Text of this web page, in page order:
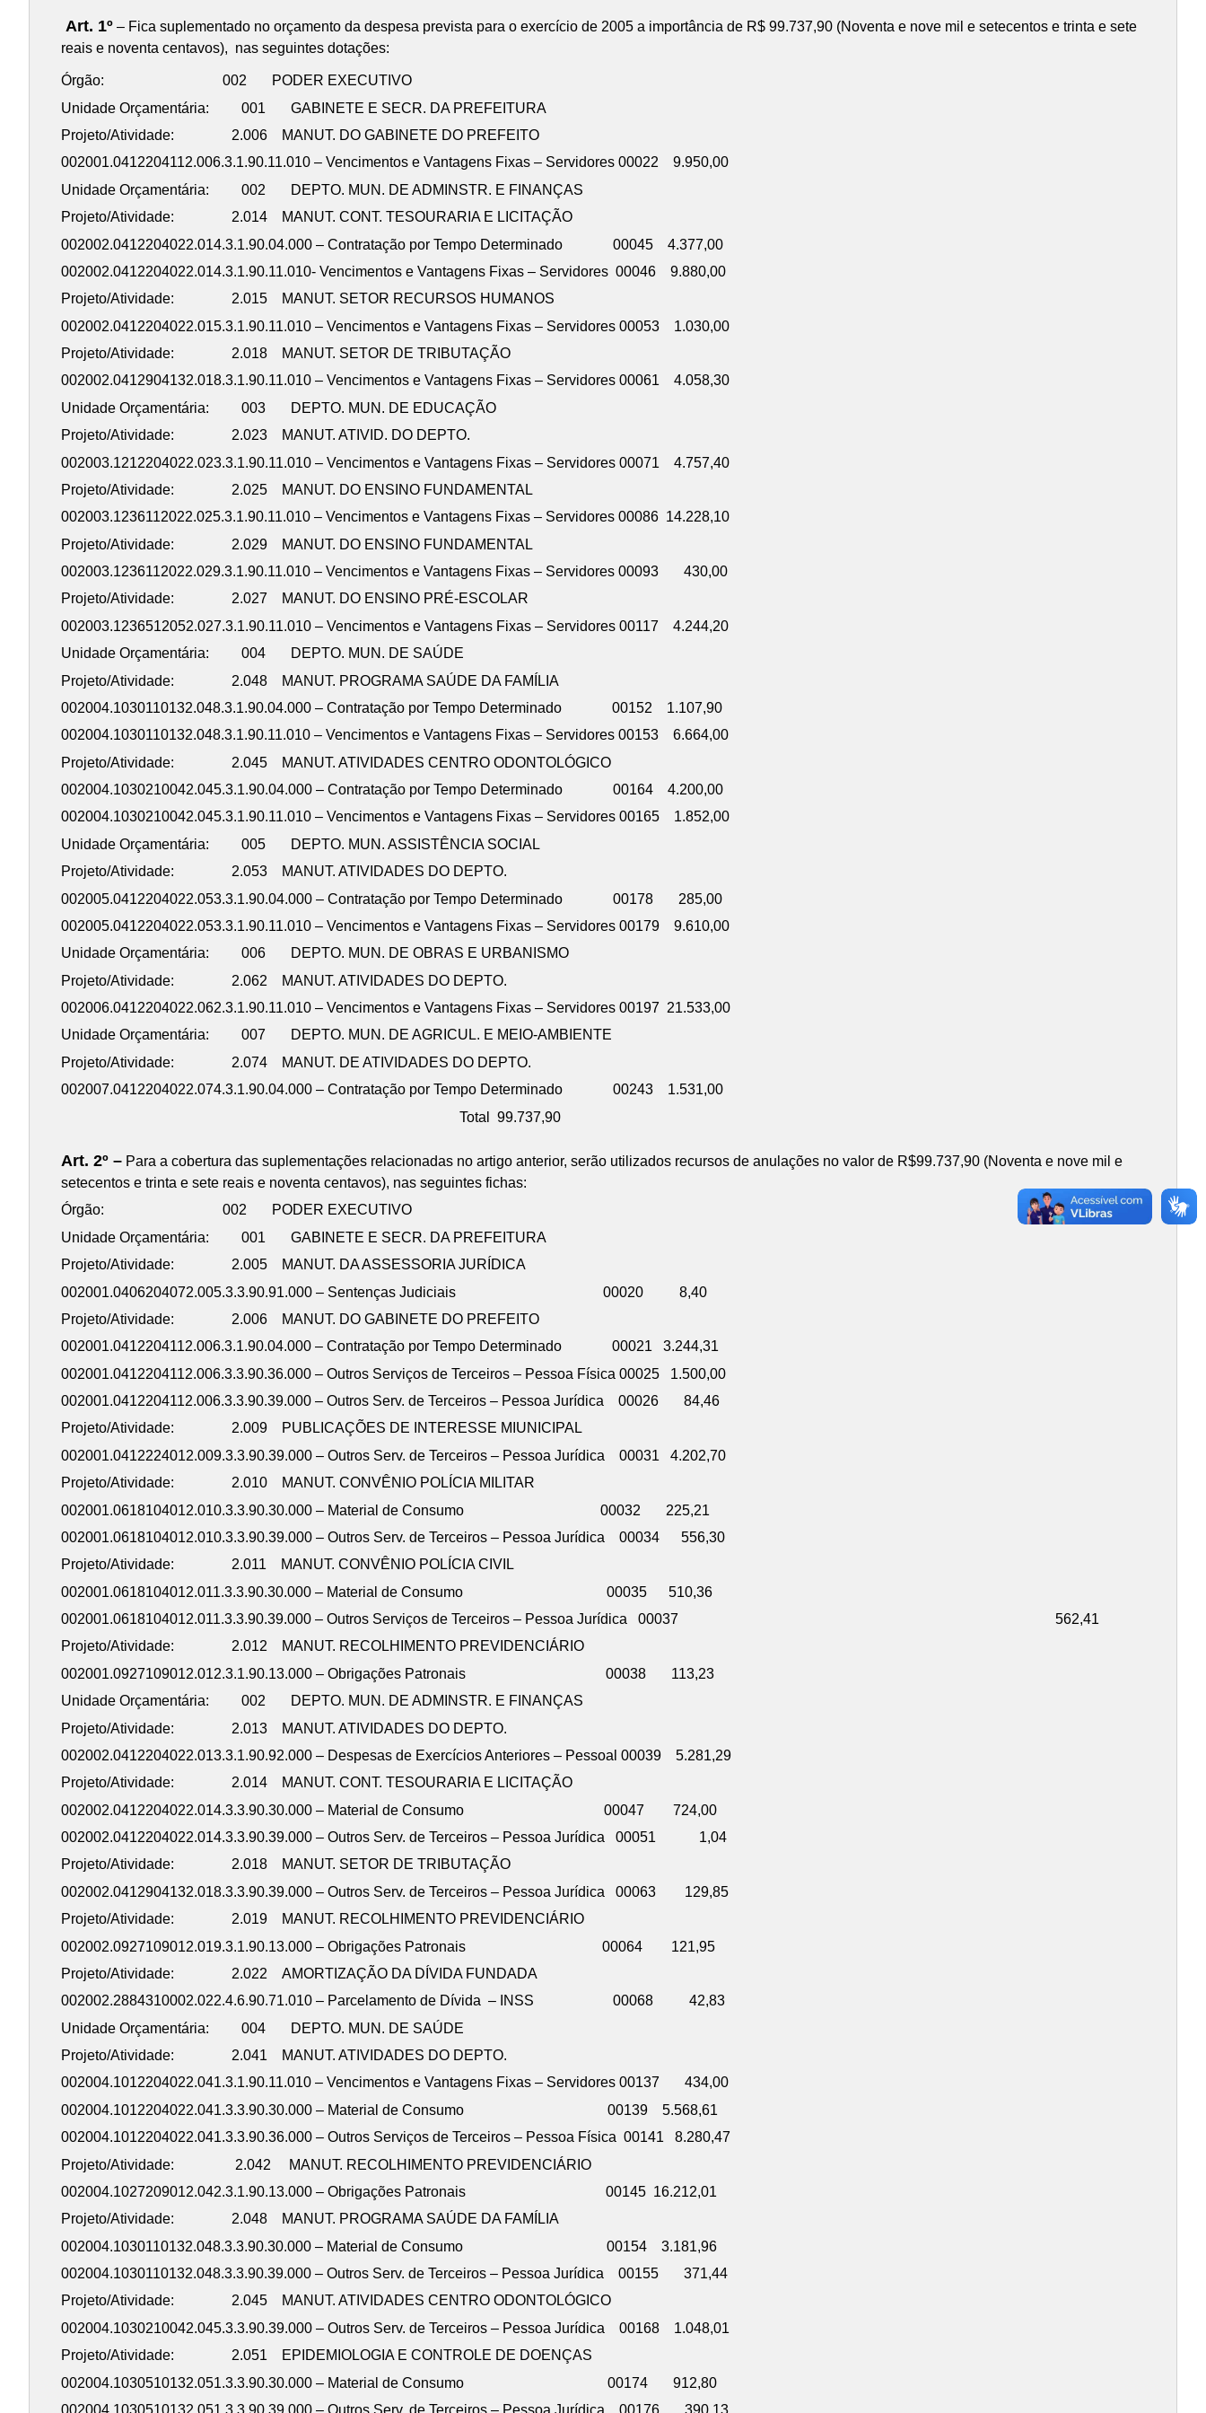
Art. 1º – Fica suplementado no orçamento da despesa prevista para o exercício de 2005 a importância de R$ 99.737,90 (Noventa e nove mil e setecentos e trinta e sete
reais e noventa centavos), nas seguintes dotações:
Órgão: 002 PODER EXECUTIVO
Unidade Orçamentária: 001 GABINETE E SECR. DA PREFEITURA
Projeto/Atividade: 2.006 MANUT. DO GABINETE DO PREFEITO
002001.0412204112.006.3.1.90.11.010 – Vencimentos e Vantagens Fixas – Servidores 00022 9.950,00
Unidade Orçamentária: 002 DEPTO. MUN. DE ADMINSTR. E FINANÇAS
Projeto/Atividade: 2.014 MANUT. CONT. TESOURARIA E LICITAÇÃO
002002.0412204022.014.3.1.90.04.000 – Contratação por Tempo Determinado 00045 4.377,00
002002.0412204022.014.3.1.90.11.010- Vencimentos e Vantagens Fixas – Servidores 00046 9.880,00
Projeto/Atividade: 2.015 MANUT. SETOR RECURSOS HUMANOS
002002.0412204022.015.3.1.90.11.010 – Vencimentos e Vantagens Fixas – Servidores 00053 1.030,00
Projeto/Atividade: 2.018 MANUT. SETOR DE TRIBUTAÇÃO
002002.0412904132.018.3.1.90.11.010 – Vencimentos e Vantagens Fixas – Servidores 00061 4.058,30
Unidade Orçamentária: 003 DEPTO. MUN. DE EDUCAÇÃO
Projeto/Atividade: 2.023 MANUT. ATIVID. DO DEPTO.
002003.1212204022.023.3.1.90.11.010 – Vencimentos e Vantagens Fixas – Servidores 00071 4.757,40
Projeto/Atividade: 2.025 MANUT. DO ENSINO FUNDAMENTAL
002003.1236112022.025.3.1.90.11.010 – Vencimentos e Vantagens Fixas – Servidores 00086 14.228,10
Projeto/Atividade: 2.029 MANUT. DO ENSINO FUNDAMENTAL
002003.1236112022.029.3.1.90.11.010 – Vencimentos e Vantagens Fixas – Servidores 00093 430,00
Projeto/Atividade: 2.027 MANUT. DO ENSINO PRÉ-ESCOLAR
002003.1236512052.027.3.1.90.11.010 – Vencimentos e Vantagens Fixas – Servidores 00117 4.244,20
Unidade Orçamentária: 004 DEPTO. MUN. DE SAÚDE
Projeto/Atividade: 2.048 MANUT. PROGRAMA SAÚDE DA FAMÍLIA
002004.1030110132.048.3.1.90.04.000 – Contratação por Tempo Determinado 00152 1.107,90
002004.1030110132.048.3.1.90.11.010 – Vencimentos e Vantagens Fixas – Servidores 00153 6.664,00
Projeto/Atividade: 2.045 MANUT. ATIVIDADES CENTRO ODONTOLÓGICO
002004.1030210042.045.3.1.90.04.000 – Contratação por Tempo Determinado 00164 4.200,00
002004.1030210042.045.3.1.90.11.010 – Vencimentos e Vantagens Fixas – Servidores 00165 1.852,00
Unidade Orçamentária: 005 DEPTO. MUN. ASSISTÊNCIA SOCIAL
Projeto/Atividade: 2.053 MANUT. ATIVIDADES DO DEPTO.
002005.0412204022.053.3.1.90.04.000 – Contratação por Tempo Determinado 00178 285,00
002005.0412204022.053.3.1.90.11.010 – Vencimentos e Vantagens Fixas – Servidores 00179 9.610,00
Unidade Orçamentária: 006 DEPTO. MUN. DE OBRAS E URBANISMO
Projeto/Atividade: 2.062 MANUT. ATIVIDADES DO DEPTO.
002006.0412204022.062.3.1.90.11.010 – Vencimentos e Vantagens Fixas – Servidores 00197 21.533,00
Unidade Orçamentária: 007 DEPTO. MUN. DE AGRICUL. E MEIO-AMBIENTE
Projeto/Atividade: 2.074 MANUT. DE ATIVIDADES DO DEPTO.
002007.0412204022.074.3.1.90.04.000 – Contratação por Tempo Determinado 00243 1.531,00
Total 99.737,90
Art. 2º – Para a cobertura das suplementações relacionadas no artigo anterior, serão utilizados recursos de anulações no valor de R$99.737,90 (Noventa e nove mil e
setecentos e trinta e sete reais e noventa centavos), nas seguintes fichas:
Órgão: 002 PODER EXECUTIVO
Unidade Orçamentária: 001 GABINETE E SECR. DA PREFEITURA
Projeto/Atividade: 2.005 MANUT. DA ASSESSORIA JURÍDICA
002001.0406204072.005.3.3.90.91.000 – Sentenças Judiciais 00020 8,40
Projeto/Atividade: 2.006 MANUT. DO GABINETE DO PREFEITO
002001.0412204112.006.3.1.90.04.000 – Contratação por Tempo Determinado 00021 3.244,31
002001.0412204112.006.3.3.90.36.000 – Outros Serviços de Terceiros – Pessoa Física 00025 1.500,00
002001.0412204112.006.3.3.90.39.000 – Outros Serv. de Terceiros – Pessoa Jurídica 00026 84,46
Projeto/Atividade: 2.009 PUBLICAÇÕES DE INTERESSE MIUNICIPAL
002001.0412224012.009.3.3.90.39.000 – Outros Serv. de Terceiros – Pessoa Jurídica 00031 4.202,70
Projeto/Atividade: 2.010 MANUT. CONVÊNIO POLÍCIA MILITAR
002001.0618104012.010.3.3.90.30.000 – Material de Consumo 00032 225,21
002001.0618104012.010.3.3.90.39.000 – Outros Serv. de Terceiros – Pessoa Jurídica 00034 556,30
Projeto/Atividade: 2.011 MANUT. CONVÊNIO POLÍCIA CIVIL
002001.0618104012.011.3.3.90.30.000 – Material de Consumo 00035 510,36
002001.0618104012.011.3.3.90.39.000 – Outros Serviços de Terceiros – Pessoa Jurídica 00037 562,41
Projeto/Atividade: 2.012 MANUT. RECOLHIMENTO PREVIDENCIÁRIO
002001.0927109012.012.3.1.90.13.000 – Obrigações Patronais 00038 113,23
Unidade Orçamentária: 002 DEPTO. MUN. DE ADMINSTR. E FINANÇAS
Projeto/Atividade: 2.013 MANUT. ATIVIDADES DO DEPTO.
002002.0412204022.013.3.1.90.92.000 – Despesas de Exercícios Anteriores – Pessoal 00039 5.281,29
Projeto/Atividade: 2.014 MANUT. CONT. TESOURARIA E LICITAÇÃO
002002.0412204022.014.3.3.90.30.000 – Material de Consumo 00047 724,00
002002.0412204022.014.3.3.90.39.000 – Outros Serv. de Terceiros – Pessoa Jurídica 00051 1,04
Projeto/Atividade: 2.018 MANUT. SETOR DE TRIBUTAÇÃO
002002.0412904132.018.3.3.90.39.000 – Outros Serv. de Terceiros – Pessoa Jurídica 00063 129,85
Projeto/Atividade: 2.019 MANUT. RECOLHIMENTO PREVIDENCIÁRIO
002002.0927109012.019.3.1.90.13.000 – Obrigações Patronais 00064 121,95
Projeto/Atividade: 2.022 AMORTIZAÇÃO DA DÍVIDA FUNDADA
002002.2884310002.022.4.6.90.71.010 – Parcelamento de Dívida – INSS 00068 42,83
Unidade Orçamentária: 004 DEPTO. MUN. DE SAÚDE
Projeto/Atividade: 2.041 MANUT. ATIVIDADES DO DEPTO.
002004.1012204022.041.3.1.90.11.010 – Vencimentos e Vantagens Fixas – Servidores 00137 434,00
002004.1012204022.041.3.3.90.30.000 – Material de Consumo 00139 5.568,61
002004.1012204022.041.3.3.90.36.000 – Outros Serviços de Terceiros – Pessoa Física 00141 8.280,47
Projeto/Atividade: 2.042 MANUT. RECOLHIMENTO PREVIDENCIÁRIO
002004.1027209012.042.3.1.90.13.000 – Obrigações Patronais 00145 16.212,01
Projeto/Atividade: 2.048 MANUT. PROGRAMA SAÚDE DA FAMÍLIA
002004.1030110132.048.3.3.90.30.000 – Material de Consumo 00154 3.181,96
002004.1030110132.048.3.3.90.39.000 – Outros Serv. de Terceiros – Pessoa Jurídica 00155 371,44
Projeto/Atividade: 2.045 MANUT. ATIVIDADES CENTRO ODONTOLÓGICO
002004.1030210042.045.3.3.90.39.000 – Outros Serv. de Terceiros – Pessoa Jurídica 00168 1.048,01
Projeto/Atividade: 2.051 EPIDEMIOLOGIA E CONTROLE DE DOENÇAS
002004.1030510132.051.3.3.90.30.000 – Material de Consumo 00174 912,80
002004.1030510132.051.3.3.90.39.000 – Outros Serv. de Terceiros – Pessoa Jurídica 00176 390,13